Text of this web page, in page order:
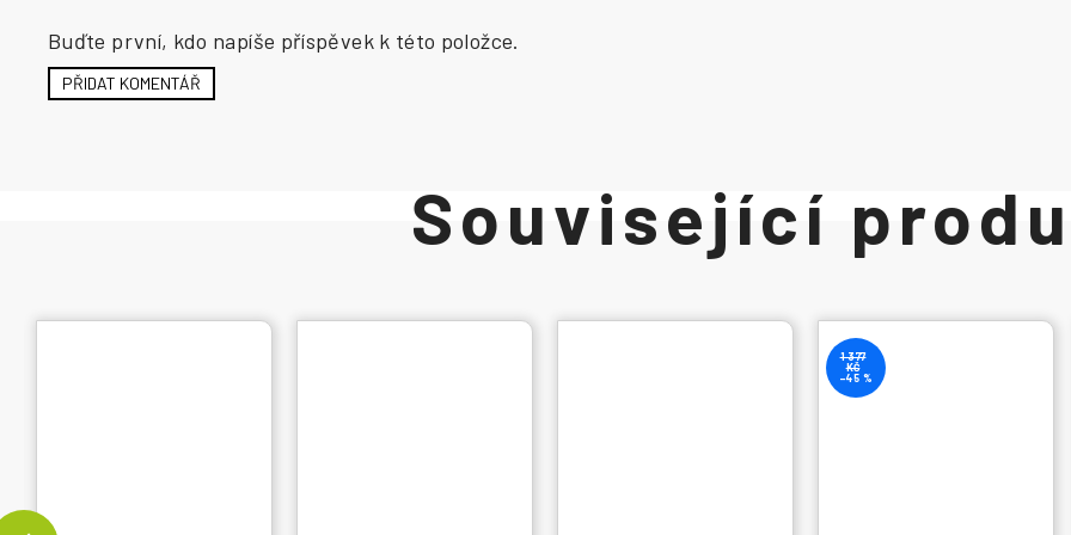
1 377
KČ
–45 %
Buďte první, kdo napíše příspěvek k této položce.
PŘIDAT KOMENTÁŘ